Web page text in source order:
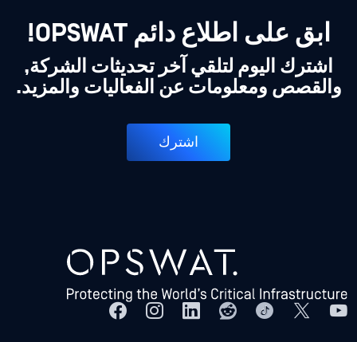
ابق على اطلاع دائم OPSWAT!
اشترك اليوم لتلقي آخر تحديثات الشركة,
والقصص ومعلومات عن الفعاليات والمزيد.
اشترك